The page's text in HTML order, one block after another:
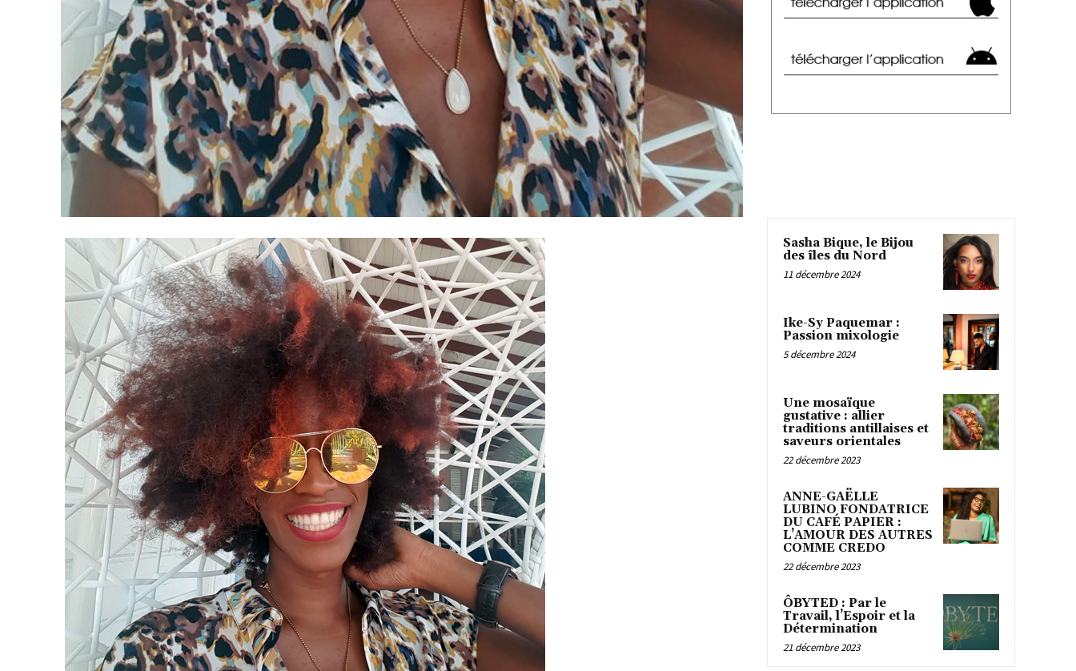
Sasha Bique, le Bijou
des îles du Nord
11 décembre 2024
Ike-Sy Paquemar :
Passion mixologie
5 décembre 2024
Une mosaïque
gustative : allier
traditions antillaises et
saveurs orientales
22 décembre 2023
ANNE-GAËLLE
LUBINO FONDATRICE
DU CAFÉ PAPIER :
L’AMOUR DES AUTRES
COMME CREDO
22 décembre 2023
ÔBYTED : Par le
Travail, l’Espoir et la
Détermination
21 décembre 2023